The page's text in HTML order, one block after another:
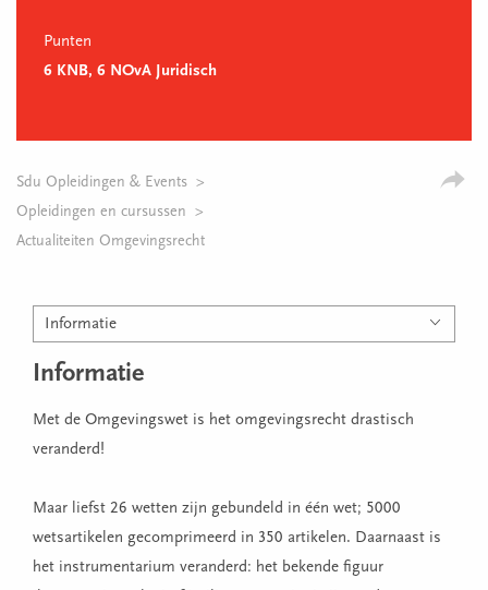
Punten
6 KNB, 6 NOvA Juridisch
Sdu Opleidingen & Events
Opleidingen en cursussen
Actualiteiten Omgevingsrecht
Informatie
Informatie
Met de Omgevingswet is het omgevingsrecht drastisch
veranderd!
Maar liefst 26 wetten zijn gebundeld in één wet; 5000
wetsartikelen gecomprimeerd in 350 artikelen. Daarnaast is
het instrumentarium veranderd: het bekende figuur